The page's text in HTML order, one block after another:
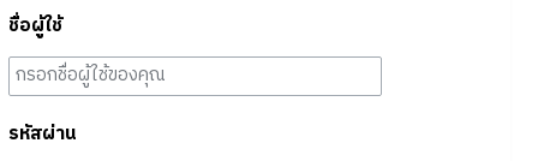
ชื่อผู้ใช้
รหัสผ่าน